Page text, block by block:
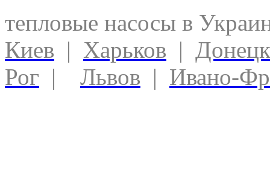
тепловые насосы в
Киев | Харьков | Донецк
Рог | Львов | Ивано-